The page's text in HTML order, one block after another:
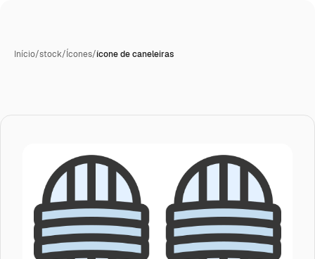
Início/stock/Ícones/ícone de caneleiras